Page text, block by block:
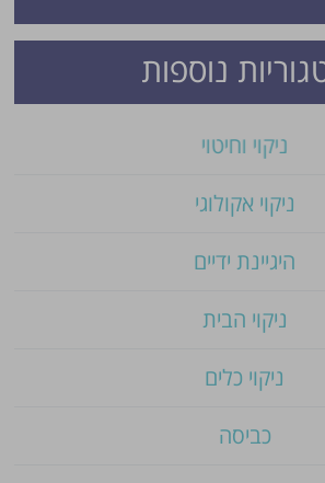
נוספות
ניקוי וחיטוי
ניקוי אקולוגי
היגיינת ידיים
ניקוי הבית
ניקוי כלים
כביסה